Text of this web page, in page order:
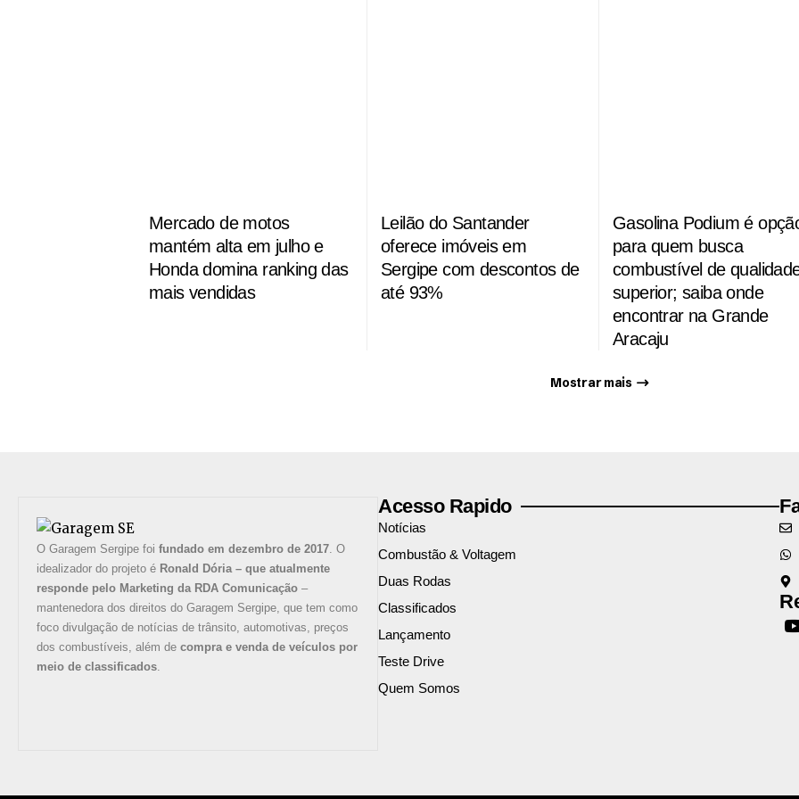
Mercado de motos
mantém alta em julho e
Honda domina ranking das
mais vendidas
Leilão do Santander
oferece imóveis em
Sergipe com descontos de
até 93%
Gasolina Podium é
para quem busca
combustível de
superior; saiba onde
encontrar na Grande
Aracaju
Mostrar mais
O Garagem Sergipe foi fundado em dezembro de 2017 . O
idealizador do projeto é Ronald Dória – que atualmente
responde pelo Marketing da RDA Comunicação –
mantenedora dos direitos do Garagem Sergipe, que tem como
foco divulgação de notícias de trânsito, automotivas, preços
dos combustíveis, além de compra e venda de veículos por
meio de classificados
Acesso Rapido
Notícias
Combustão & Voltagem
Duas Rodas
Classificados
Lançamento
Teste Drive
Quem Somos